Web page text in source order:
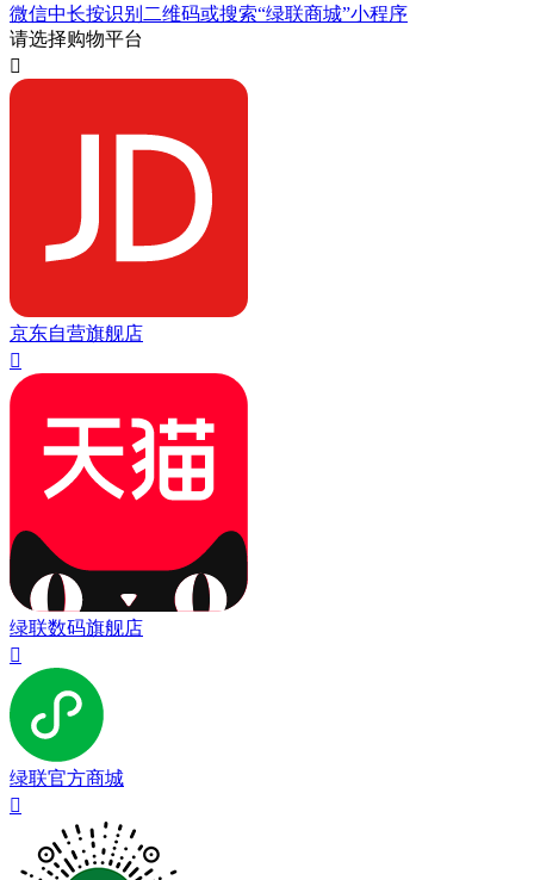
微信中长按识别二维码或搜索“绿联商城”小程序
请选择购物平台

京东自营旗舰店

绿联数码旗舰店

绿联官方商城
